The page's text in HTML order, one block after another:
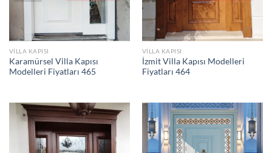
VILLA KAPISI
Karamürsel Villa Kapısı
Modelleri Fiyatları 465
VILLA KAPISI
İzmit Villa Kapısı Modelleri
Fiyatları 464